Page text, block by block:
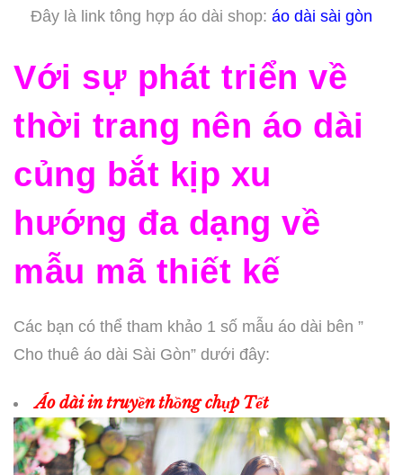
Đây là link tông hợp áo dài shop: áo dài sài gòn
Với sự phát triển về
thời trang nên áo dài
củng bắt kịp xu
hướng đa dạng về
mẫu mã thiết kế
Các bạn có thể tham khảo 1 số mẫu áo dài bên ”
Cho thuê áo dài Sài Gòn” dưới đây:
Áo dài in truyền thồng chụp Tết